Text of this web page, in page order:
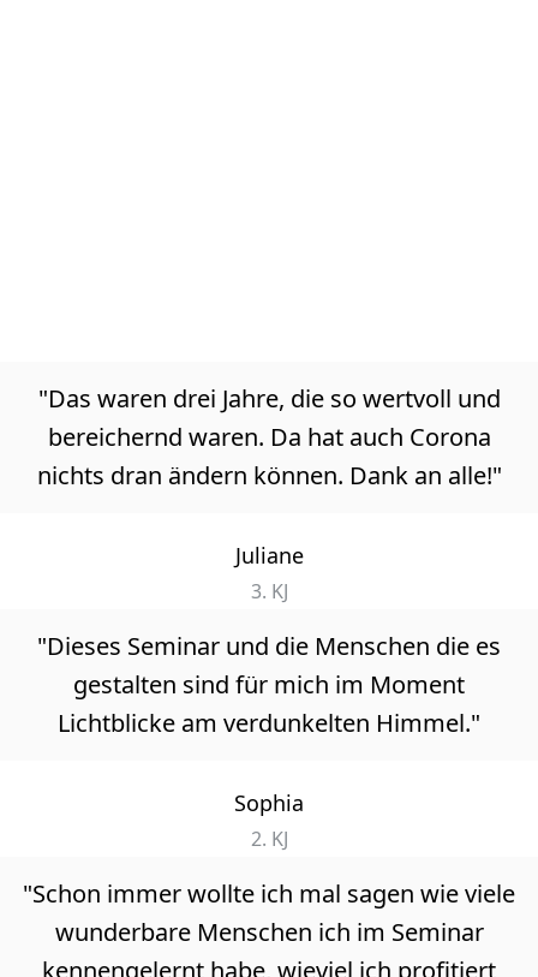
"Das waren drei Jahre, die so wertvoll und
bereichernd waren. Da hat auch Corona
nichts dran ändern können. Dank an alle!"
Juliane
3. KJ
"Dieses Seminar und die Menschen die es
gestalten sind für mich im Moment
Lichtblicke am verdunkelten Himmel."
Sophia
2. KJ
"Schon immer wollte ich mal sagen wie viele
wunderbare Menschen ich im Seminar
kennengelernt habe, wieviel ich profitiert